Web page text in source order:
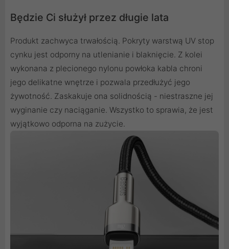
Będzie Ci służył przez długie lata
Produkt zachwyca trwałością. Pokryty warstwą UV stop
cynku jest odporny na utlenianie i blaknięcie. Z kolei
wykonana z plecionego nylonu powłoka kabla chroni
jego delikatne wnętrze i pozwala przedłużyć jego
żywotność. Zaskakuje ona solidnością - niestraszne jej
wyginanie czy naciąganie. Wszystko to sprawia, że jest
wyjątkowo odporna na zużycie.